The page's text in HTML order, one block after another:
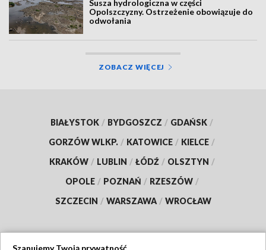
Susza hydrologiczna w części
Opolszczyzny. Ostrzeżenie obowiązuje do
odwołania
ZOBACZ WIĘCEJ
BIAŁYSTOK / BYDGOSZCZ / GDAŃSK /
GORZÓW WLKP. / KATOWICE / KIELCE /
KRAKÓW / LUBLIN / ŁÓDŹ / OLSZTYN /
OPOLE / POZNAŃ / RZESZÓW /
SZCZECIN / WARSZAWA / WROCŁAW
Szanujemy Twoją prywatność